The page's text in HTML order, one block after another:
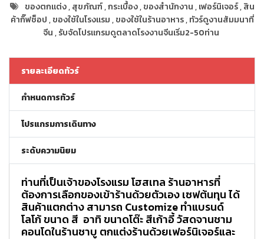
ของตกแต่ง, สุขภัณฑ์,กระเบื้อง, ของสำนักงาน, เฟอร์นิเจอร์, สิน
ค้ากิ๊ฟช็อป, ของใช้ในโรงแรม, ของใช้ในร้านอาหาร, ทัวร์ดูงานสัมมนาที่
จีน,รับจัดโปรแกรมดูตลาดโรงงานจีนเริ่ม2-50ท่าน
รายละเอียดทัวร์
กำหนดการทัวร์
โปรแกรมการเดินทาง
ระดับความนิยม
ท่านที่เป็นเจ้าของโรงแรม โฮสเทล ร้านอาหารที่
ต้องการเลือกของเข้าร้านด้วยตัวเอง เซฟต้นทุน ได้
สินค้าแตกต่าง สามารถ Customize ทำแบรนด์
โลโก้ ขนาด สี อาทิ ขนาดโต๊ะ สีเก้าอี้ วัสดจานชาม
คอนโดในร้านชาบู ตกแต่งร้านด้วยเฟอร์นิเจอร์และ